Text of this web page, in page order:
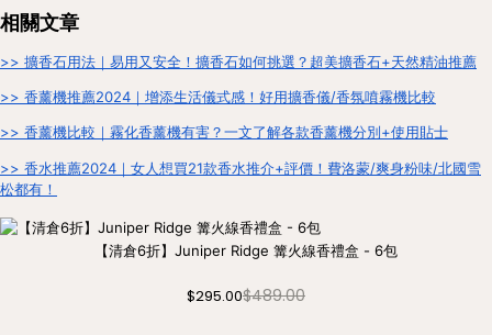
相關文章
>> 擴香石用法｜易用又安全！擴香石如何挑選？超美擴香石+天然精油推薦
>> 香薰機推薦2024｜增添生活儀式感！好用擴香儀/香氛噴霧機比較
>> 香薰機比較｜霧化香薰機有害？一文了解各款香薰機分別+使用貼士
>> 香水推薦2024｜女人想買21款香水推介+評價！費洛蒙/爽身粉味/北國雪
松都有！
【清倉6折】Juniper Ridge 篝火線香禮盒 - 6包
$295.00$489.00